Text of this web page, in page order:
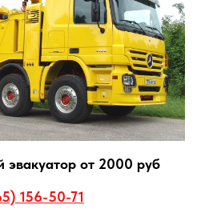
эвакуатор от 2000 руб
156-50-71